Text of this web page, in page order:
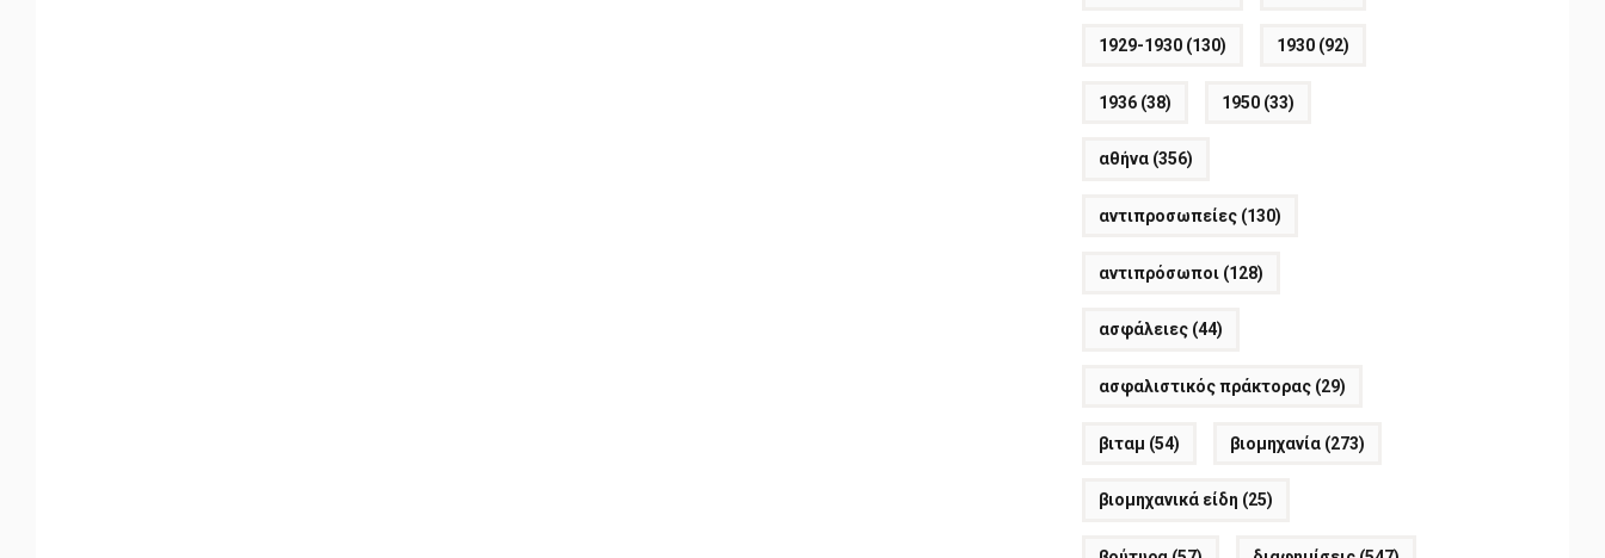
1929-1930 (130) 1930 (92)
1936 (38) 1950 (33)
αθήνα (356)
αντιπροσωπείες (130)
αντιπρόσωποι (128)
ασφάλειες (44)
ασφαλιστικός πράκτορας (29)
βιταμ (54) βιομηχανία (273)
βιομηχανικά είδη (25)